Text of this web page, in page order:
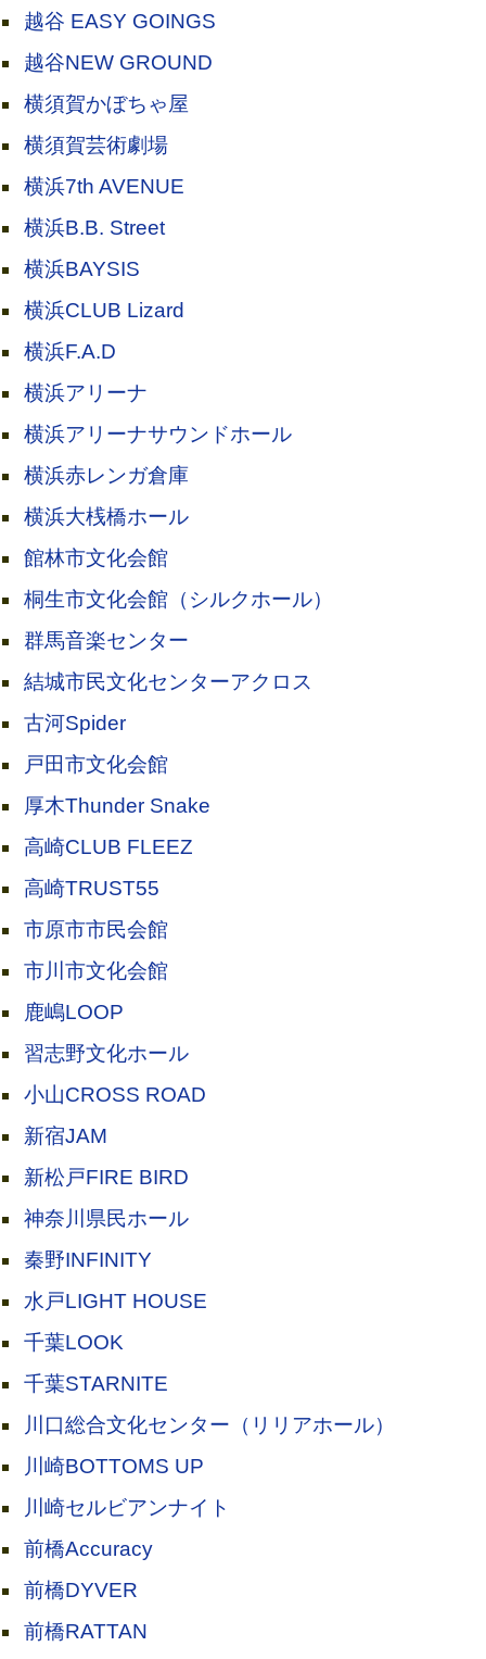
越谷 EASY GOINGS
越谷NEW GROUND
横須賀かぼちゃ屋
横須賀芸術劇場
横浜7th AVENUE
横浜B.B. Street
横浜BAYSIS
横浜CLUB Lizard
横浜F.A.D
横浜アリーナ
横浜アリーナサウンドホール
横浜赤レンガ倉庫
横浜大桟橋ホール
館林市文化会館
桐生市文化会館（シルクホール）
群馬音楽センター
結城市民文化センターアクロス
古河Spider
戸田市文化会館
厚木Thunder Snake
高崎CLUB FLEEZ
高崎TRUST55
市原市市民会館
市川市文化会館
鹿嶋LOOP
習志野文化ホール
小山CROSS ROAD
新宿JAM
新松戸FIRE BIRD
神奈川県民ホール
秦野INFINITY
水戸LIGHT HOUSE
千葉LOOK
千葉STARNITE
川口総合文化センター（リリアホール）
川崎BOTTOMS UP
川崎セルビアンナイト
前橋Accuracy
前橋DYVER
前橋RATTAN